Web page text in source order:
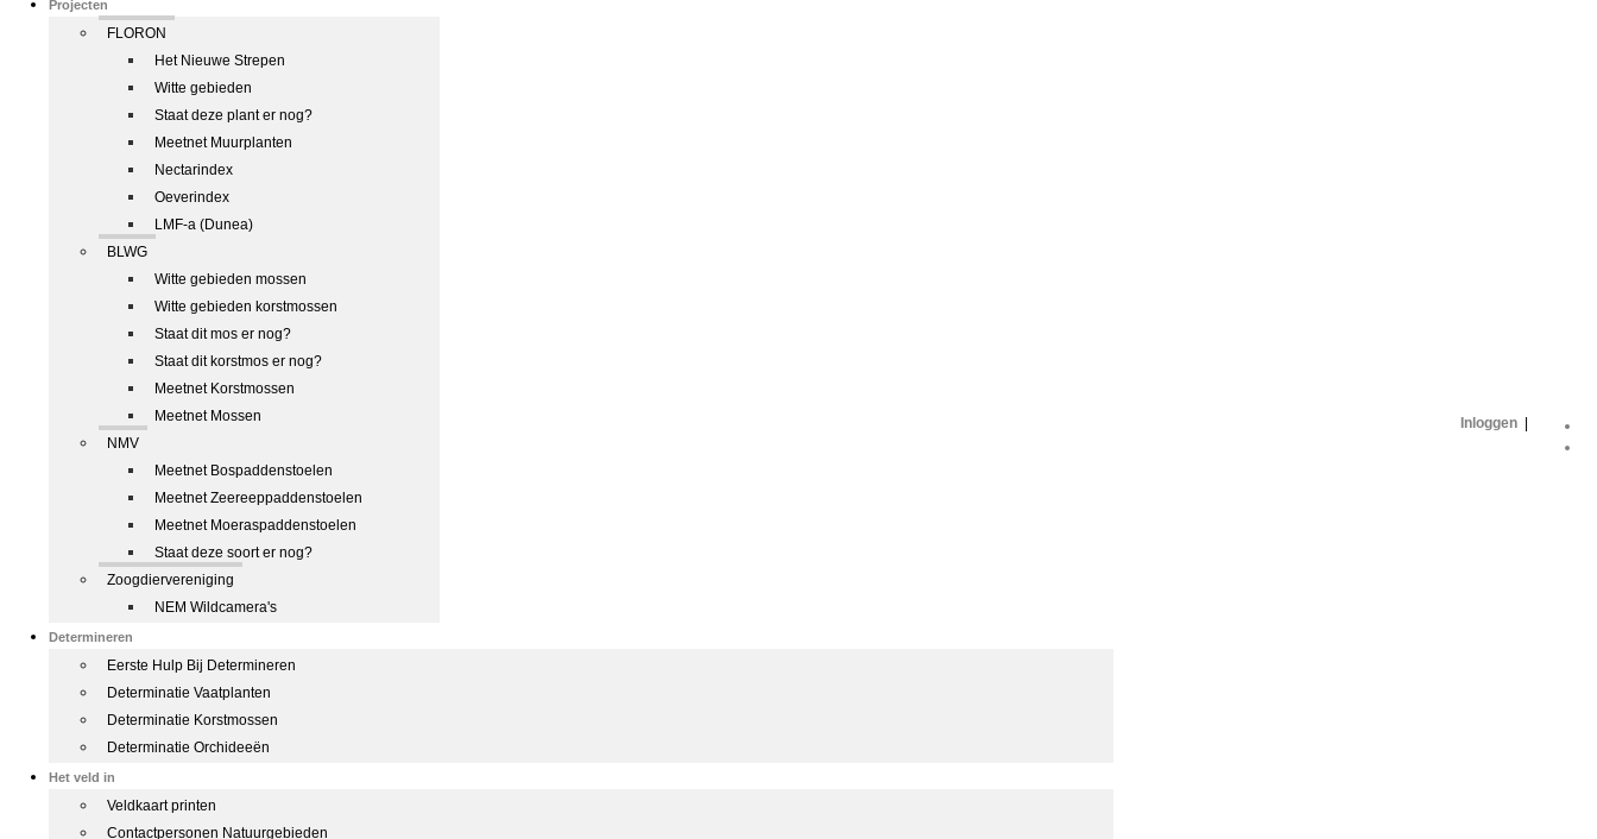
Projecten
FLORON
Het Nieuwe Strepen
Witte gebieden
Staat deze plant er nog?
Meetnet Muurplanten
Nectarindex
Oeverindex
LMF-a (Dunea)
BLWG
Witte gebieden mossen
Witte gebieden korstmossen
Staat dit mos er nog?
Staat dit korstmos er nog?
Meetnet Korstmossen
Meetnet Mossen
NMV
Meetnet Bospaddenstoelen
Meetnet Zeereeppaddenstoelen
Meetnet Moeraspaddenstoelen
Staat deze soort er nog?
Zoogdiervereniging
NEM Wildcamera's
Determineren
Eerste Hulp Bij Determineren
Determinatie Vaatplanten
Determinatie Korstmossen
Determinatie Orchideeën
Het veld in
Veldkaart printen
Contactpersonen Natuurgebieden
Inloggen